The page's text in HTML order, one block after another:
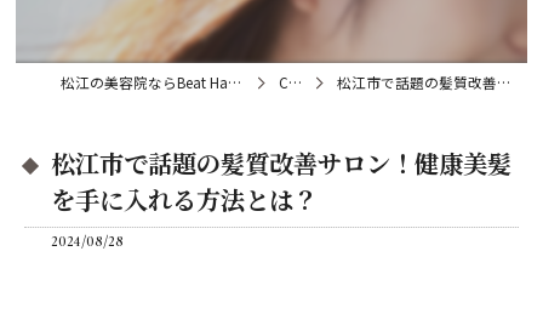
松江の美容院ならBeat Hair（ビートヘアー）髪質改善特化型サロン Column 松江市で話題の髪質改善サロン！健康美髪を手に入れる方法とは？
松江市で話題の髪質改善サロン！健康美髪
を手に入れる方法とは？
2024/08/28